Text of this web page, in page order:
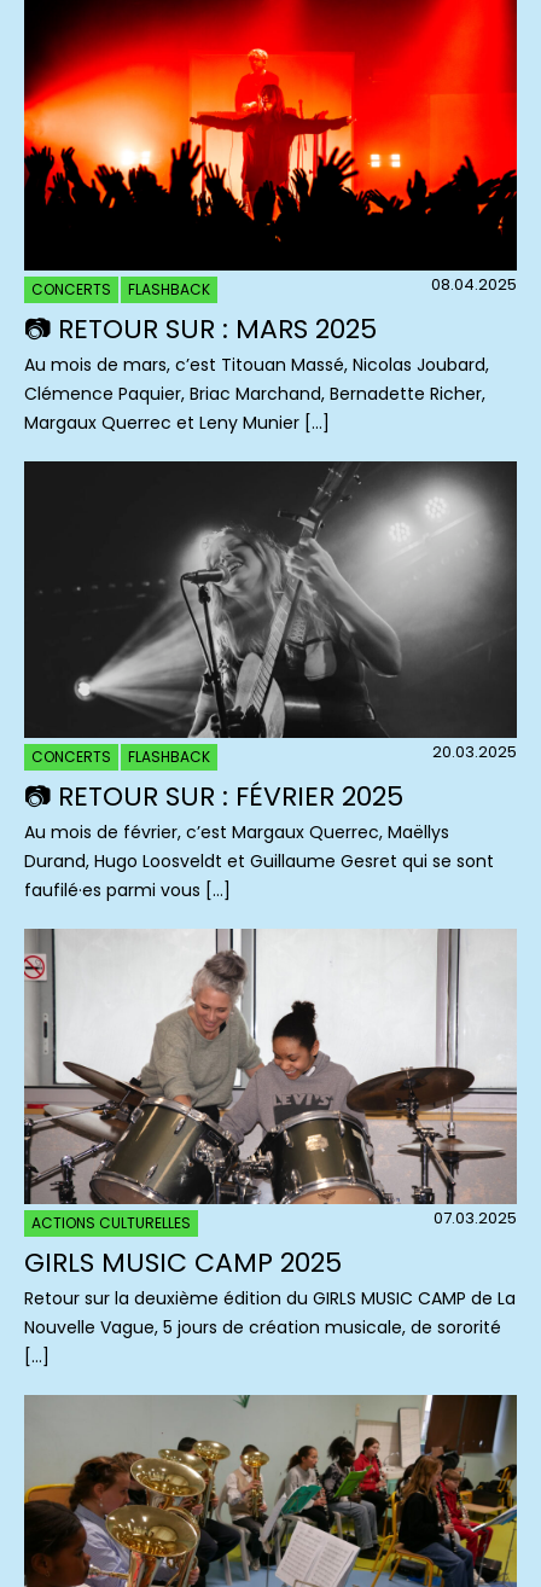
CONCERTS FLASHBACK 08.04.2025
📷 RETOUR SUR : MARS 2025
Au mois de mars, c’est Titouan Massé, Nicolas Joubard,
Clémence Paquier, Briac Marchand, Bernadette Richer,
Margaux Querrec et Leny Munier […]
CONCERTS FLASHBACK 20.03.2025
📷 RETOUR SUR : FÉVRIER 2025
Au mois de février, c’est Margaux Querrec, Maëllys
Durand, Hugo Loosveldt et Guillaume Gesret qui se sont
faufilé·es parmi vous […]
ACTIONS CULTURELLES 07.03.2025
GIRLS MUSIC CAMP 2025
Retour sur la deuxième édition du GIRLS MUSIC CAMP de La
Nouvelle Vague, 5 jours de création musicale, de sororité
[…]